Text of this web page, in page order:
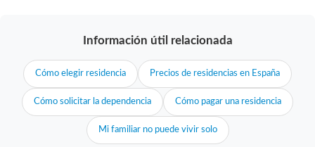
Información útil relacionada
Cómo elegir residencia Precios de residencias en España
Cómo solicitar la dependencia Cómo pagar una residencia
Mi familiar no puede vivir solo